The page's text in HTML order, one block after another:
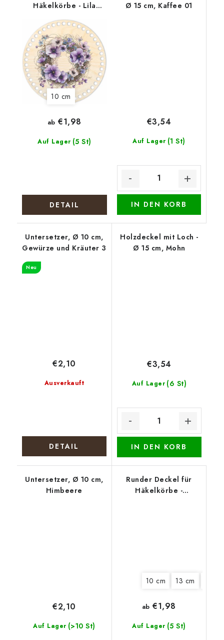
Häkelkörbe - Lila
10 cm
Auf Lager (5 St)
ab €1,98
DETAIL
Ø 15 cm, Kaffee 01
Auf Lager (1 St)
€3,54
IN DEN KORB
Untersetzer, Ø 10 cm,
Gewürze und Kräuter 3
Neu
Ausverkauft
€2,10
DETAIL
Holzdeckel mit Loch -
Ø 15 cm, Mohn
Auf Lager (6 St)
€3,54
IN DEN KORB
Untersetzer, Ø 10 cm,
Himbeere
Auf Lager (>10 St)
€2,10
Runder Deckel für
Häkelkörbe -
10 cm 13 cm
Auf Lager (5 St)
ab €1,98